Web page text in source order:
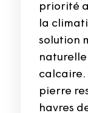
priorité
la
solution
calcaire.
pierre
havres